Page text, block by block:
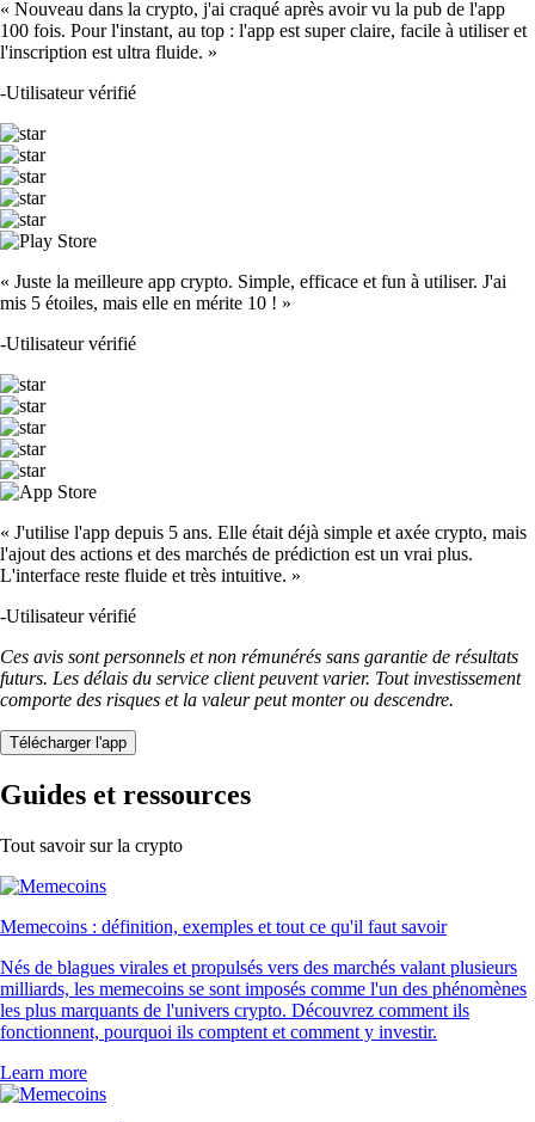
« Nouveau dans la crypto, j'ai craqué après avoir vu la pub de l'app
100 fois. Pour l'instant, au top : l'app est super claire, facile à utiliser et
l'inscription est ultra fluide. »
-Utilisateur vérifié
« Juste la meilleure app crypto. Simple, efficace et fun à utiliser. J'ai
mis 5 étoiles, mais elle en mérite 10 ! »
-Utilisateur vérifié
« J'utilise l'app depuis 5 ans. Elle était déjà simple et axée crypto, mais
l'ajout des actions et des marchés de prédiction est un vrai plus.
L'interface reste fluide et très intuitive. »
-Utilisateur vérifié
Ces avis sont personnels et non rémunérés sans garantie de résultats
futurs. Les délais du service client peuvent varier. Tout investissement
comporte des risques et la valeur peut monter ou descendre.
Télécharger l'app
Guides et ressources
Tout savoir sur la crypto
Memecoins : définition, exemples et tout ce qu'il faut savoir
Nés de blagues virales et propulsés vers des marchés valant plusieurs
milliards, les memecoins se sont imposés comme l'un des phénomènes
les plus marquants de l'univers crypto. Découvrez comment ils
fonctionnent, pourquoi ils comptent et comment y investir.
Learn more